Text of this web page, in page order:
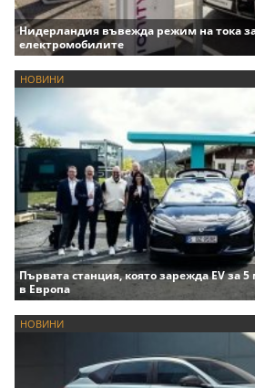
Нидерландия въвежда режим на тока
електромобилите
НОВИНИ
Първата станция, която зарежда EV за
в Европа
НОВИНИ